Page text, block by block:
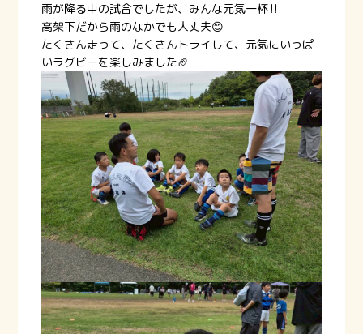
雨が降る中の試合でしたが、みんな元気一杯‼️
高架下だから雨のなかでも大丈夫😊
たくさん走って、たくさんトライして、元気にいっぱ
いラグビーを楽しみました🏈